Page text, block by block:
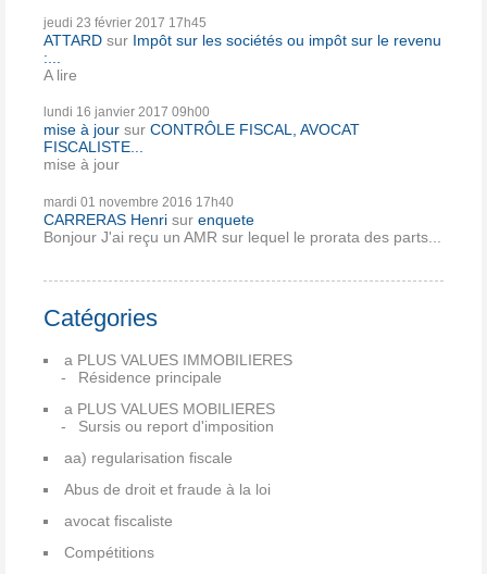
jeudi 23 février 2017 17h45
ATTARD sur Impôt sur les sociétés ou impôt sur le revenu
:...
A lire
lundi 16 janvier 2017 09h00
mise à jour sur CONTRÔLE FISCAL, AVOCAT
FISCALISTE...
mise à jour
mardi 01 novembre 2016 17h40
CARRERAS Henri sur enquete
Bonjour J'ai reçu un AMR sur lequel le prorata des parts...
Catégories
a PLUS VALUES IMMOBILIERES
Résidence principale
a PLUS VALUES MOBILIERES
Sursis ou report d'imposition
aa) regularisation fiscale
Abus de droit et fraude à la loi
avocat fiscaliste
Compétitions